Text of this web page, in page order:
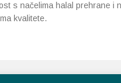
s načelima halal prehrane i
kvalitete.